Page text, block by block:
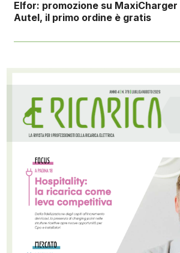
Elfor: promozione su MaxiCharger
Autel, il primo ordine è gratis